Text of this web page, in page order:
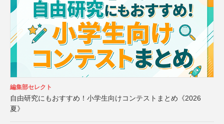
編集部セレクト
自由研究にもおすすめ！小学生向けコンテストまとめ《2026
夏》